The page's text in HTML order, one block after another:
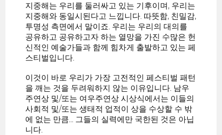
지중해는 우리를 둘러싸고 있는 기후이며, 우리는
지중해와 동일시된다고 느낍니다. 따뜻함, 친밀감,
투명성 측면에서 말이죠. 우리는 우리의 대의를
공유하고 공유하고자 하는 열망을 가진 수많은 헌
신적인 예술가들과 함께 힘차게 출발하고 있는 페
스티벌입니다.
이것이 바로 우리가 가장 고전적인 페스티벌 패턴
을 깨는 것을 두려워하지 않는 이유입니다. 남우
주연상 및/또는 여우주연상 시상식에서는 이들의
사회적 및/또는 생태적 업적이 상을 수상할 수 밖
에 없는 만큼... 그들의 실력에만 국한된 것은 아닙
니다.